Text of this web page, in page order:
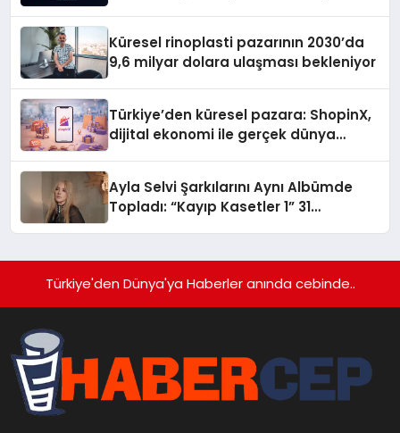
Küresel rinoplasti pazarının 2030’da
9,6 milyar dolara ulaşması bekleniyor
Türkiye’den küresel pazara: ShopinX,
dijital ekonomi ile gerçek dünya
Ayla Selvi Şarkılarını Aynı Albümde
Topladı: “Kayıp Kasetler 1” 31
Türkiye'den Dünya'ya Haberler anında cebinde..